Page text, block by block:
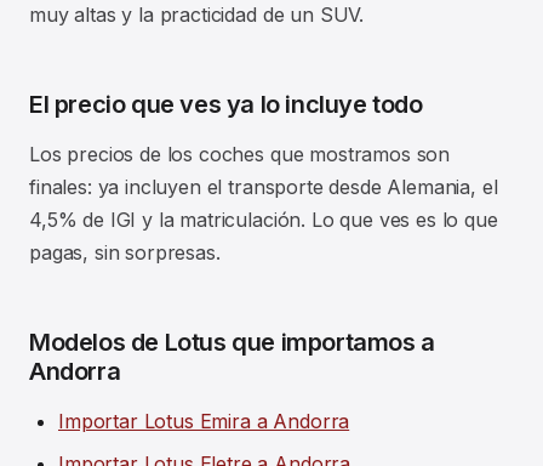
muy altas y la practicidad de un SUV.
El precio que ves ya lo incluye todo
Los precios de los coches que mostramos son
finales: ya incluyen el transporte desde Alemania, el
4,5% de IGI y la matriculación. Lo que ves es lo que
pagas, sin sorpresas.
Modelos de Lotus que importamos a
Andorra
Importar Lotus Emira a Andorra